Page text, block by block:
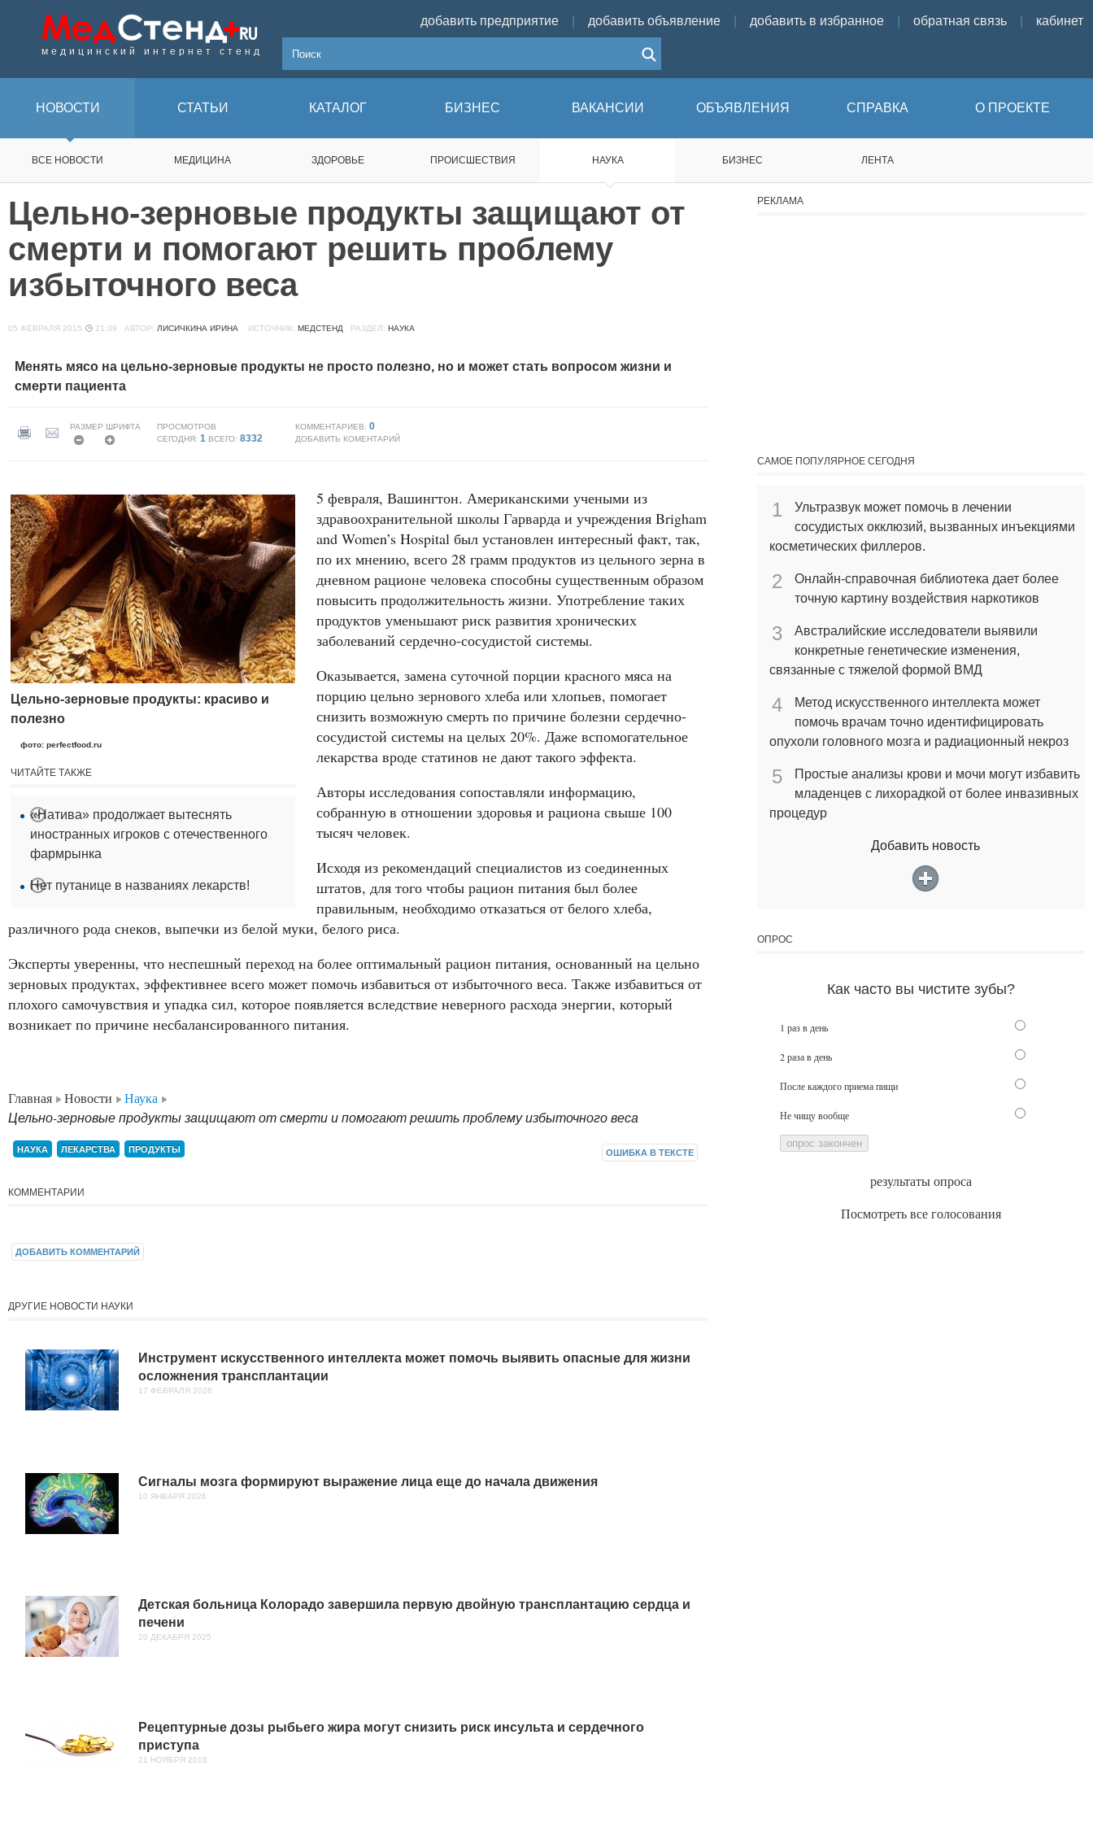
медицинский интернет стенд
добавить предприятие добавить объявление добавить в избранное обратная связь кабинет
НОВОСТИ СТАТЬИ КАТАЛОГ БИЗНЕС ВАКАНСИИ ОБЪЯВЛЕНИЯ СПРАВКА О ПРОЕКТЕ
ВСЕ НОВОСТИ МЕДИЦИНА ЗДОРОВЬЕ ПРОИСШЕСТВИЯ НАУКА БИЗНЕС ЛЕНТА
Цельно-зерновые продукты защищают от
смерти и помогают решить проблему
избыточного веса
05 ФЕВРАЛЯ 2015 21:39 АВТОР: ЛИСИЧКИНА ИРИНА ИСТОЧНИК: МЕДСТЕНД РАЗДЕЛ: НАУКА
Менять мясо на цельно-зерновые продукты не просто полезно, но и может стать вопросом жизни и
смерти пациента
РАЗМЕР ШРИФТА
ПРОСМОТРОВ
СЕГОДНЯ: 1 ВСЕГО: 8332
КОММЕНТАРИЕВ: 0
ДОБАВИТЬ КОМЕНТАРИЙ
Цельно-зерновые продукты: красиво и
полезно
фото: perfectfood.ru
ЧИТАЙТЕ ТАКЖЕ
«Натива» продолжает вытеснять
иностранных игроков с отечественного
фармрынка
Нет путанице в названиях лекарств!
5 февраля, Вашингтон. Американскими учеными из
здравоохранительной школы Гарварда и учреждения Brigham
and Women’s Hospital был установлен интересный факт, так,
по их мнению, всего 28 грамм продуктов из цельного зерна в
дневном рационе человека способны существенным образом
повысить продолжительность жизни. Употребление таких
продуктов уменьшают риск развития хронических
заболеваний сердечно-сосудистой системы.
Оказывается, замена суточной порции красного мяса на
порцию цельно зернового хлеба или хлопьев, помогает
снизить возможную смерть по причине болезни сердечно-
сосудистой системы на целых 20%. Даже вспомогательное
лекарства вроде статинов не дают такого эффекта.
Авторы исследования сопоставляли информацию,
собранную в отношении здоровья и рациона свыше 100
тысяч человек.
Исходя из рекомендаций специалистов из соединенных
штатов, для того чтобы рацион питания был более
правильным, необходимо отказаться от белого хлеба,
различного рода снеков, выпечки из белой муки, белого риса.
Эксперты уверенны, что неспешный переход на более оптимальный рацион питания, основанный на цельно
зерновых продуктах, эффективнее всего может помочь избавиться от избыточного веса. Также избавиться от
плохого самочувствия и упадка сил, которое появляется вследствие неверного расхода энергии, который
возникает по причине несбалансированного питания.
Главная Новости
Наука
Цельно-зерновые продукты защищают от смерти и помогают решить проблему избыточного веса
НАУКА ЛЕКАРСТВА ПРОДУКТЫ ОШИБКА В ТЕКСТЕ
КОММЕНТАРИИ
ДОБАВИТЬ КОММЕНТАРИЙ
ДРУГИЕ НОВОСТИ НАУКИ
Инструмент искусственного интеллекта может помочь выявить опасные для жизни
осложнения трансплантации
17 ФЕВРАЛЯ 2026
Сигналы мозга формируют выражение лица еще до начала движения
10 ЯНВАРЯ 2026
Детская больница Колорадо завершила первую двойную трансплантацию сердца и
печени
20 ДЕКАБРЯ 2025
Рецептурные дозы рыбьего жира могут снизить риск инсульта и сердечного
приступа
21 НОЯБРЯ 2018
РЕКЛАМА
САМОЕ ПОПУЛЯРНОЕ СЕГОДНЯ
1
Ультразвук может помочь в лечении
сосудистых окклюзий, вызванных инъекциями
косметических филлеров.
2
Онлайн-справочная библиотека дает более
точную картину воздействия наркотиков
3
Австралийские исследователи выявили
конкретные генетические изменения,
связанные с тяжелой формой ВМД
4
Метод искусственного интеллекта может
помочь врачам точно идентифицировать
опухоли головного мозга и радиационный некроз
5
Простые анализы крови и мочи могут избавить
младенцев с лихорадкой от более инвазивных
процедур
Добавить новость
ОПРОС
Как часто вы чистите зубы?
1 раз в день
2 раза в день
После каждого приема пищи
Не чищу вообще
опрос закончен
результаты опроса
Посмотреть все голосования